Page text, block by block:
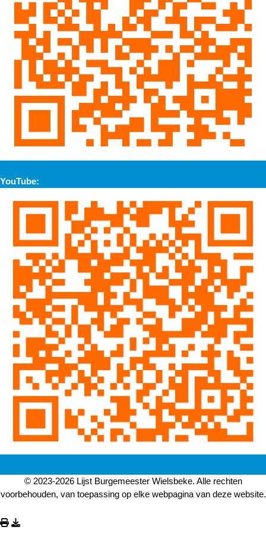
YouTube:
© 2023-2026 Lijst Burgemeester Wielsbeke. Alle rechten
voorbehouden, van toepassing op elke webpagina van deze website.